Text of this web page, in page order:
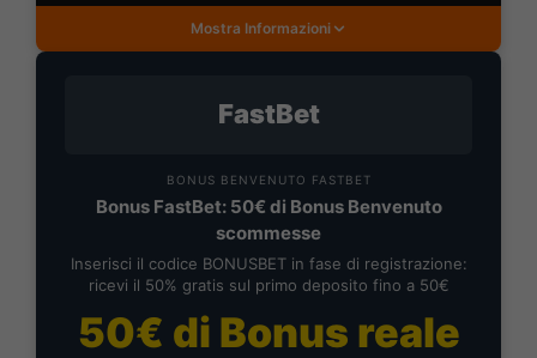
Mostra Informazioni
FastBet
BONUS BENVENUTO FASTBET
Bonus FastBet: 50€ di Bonus Benvenuto
scommesse
Inserisci il codice BONUSBET in fase di registrazione:
ricevi il 50% gratis sul primo deposito fino a 50€
50€ di Bonus reale